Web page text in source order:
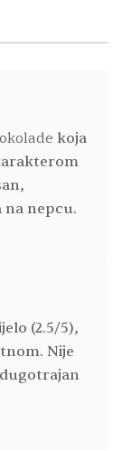
koja
na nepcu.
(2.5/5),
Nije